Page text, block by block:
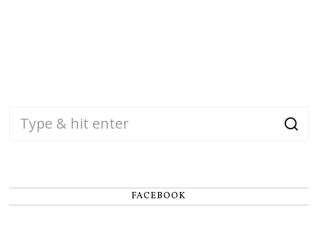
FACEBOOK